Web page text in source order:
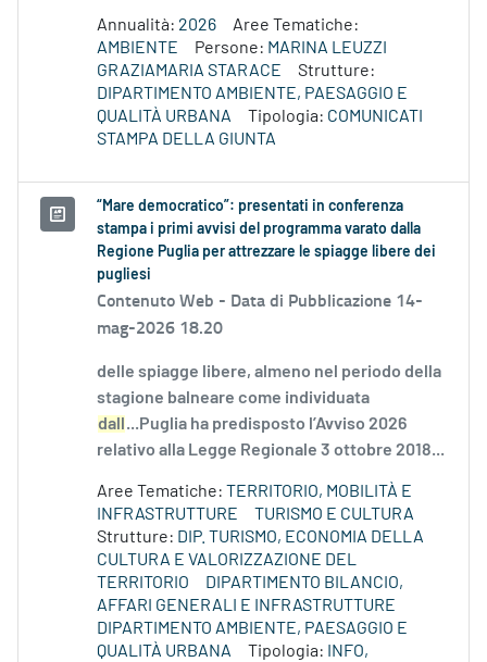
Annualità: 2026
Aree Tematiche:
AMBIENTE
Persone: MARINA LEUZZI
GRAZIAMARIA STARACE
Strutture:
DIPARTIMENTO AMBIENTE, PAESAGGIO E
QUALITÀ URBANA
Tipologia: COMUNICATI
STAMPA DELLA GIUNTA
“Mare democratico”: presentati in conferenza
stampa i primi avvisi del programma varato dalla
Regione Puglia per attrezzare le spiagge libere dei
pugliesi
Contenuto Web - Data di Pubblicazione 14-
mag-2026 18.20
delle spiagge libere, almeno nel periodo della
stagione balneare come individuata
dall
...Puglia ha predisposto l’Avviso 2026
relativo alla Legge Regionale 3 ottobre 2018...
Aree Tematiche: TERRITORIO, MOBILITÀ E
INFRASTRUTTURE
TURISMO E CULTURA
Strutture: DIP. TURISMO, ECONOMIA DELLA
CULTURA E VALORIZZAZIONE DEL
TERRITORIO
DIPARTIMENTO BILANCIO,
AFFARI GENERALI E INFRASTRUTTURE
DIPARTIMENTO AMBIENTE, PAESAGGIO E
QUALITÀ URBANA
Tipologia:
INFO,